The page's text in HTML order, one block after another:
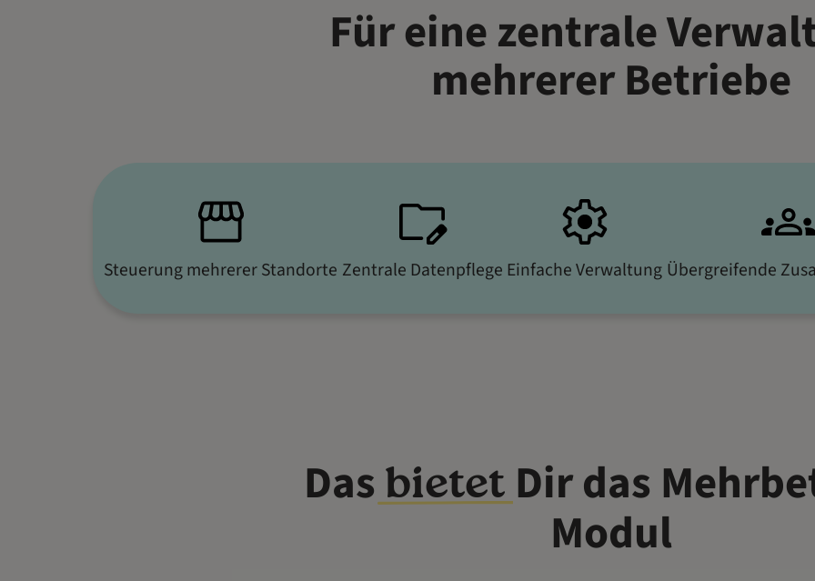
Für eine zentrale
mehrerer Betriebe
Steuerung mehrerer Standorte Zentrale Datenpflege Einfache Verwaltung Übergreifende
Das bietetDir das
Modul